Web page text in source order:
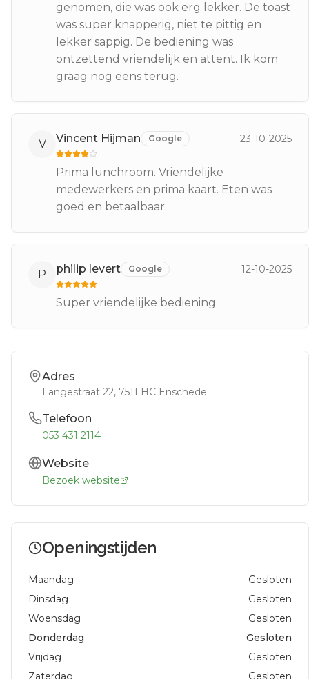
genomen, die was ook erg lekker. De toast
was super knapperig, niet te pittig en
lekker sappig. De bediening was
ontzettend vriendelijk en attent. Ik kom
graag nog eens terug.
V Vincent Hijman Google 23-10-2025
Prima lunchroom. Vriendelijke
medewerkers en prima kaart. Eten was
goed en betaalbaar.
P philip levert Google 12-10-2025
Super vriendelijke bediening
Adres
Langestraat 22, 7511 HC Enschede
Telefoon
053 431 2114
Website
Bezoek website
Openingstijden
Maandag
Gesloten
Dinsdag
Gesloten
Woensdag
Gesloten
Donderdag
Gesloten
Vrijdag
Gesloten
Zaterdag
Gesloten